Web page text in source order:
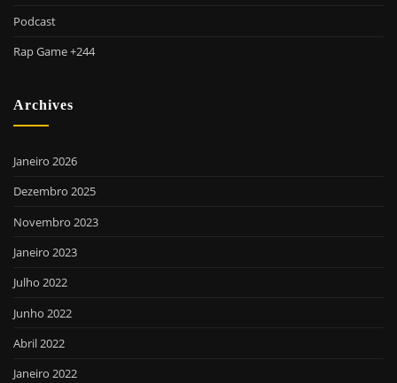
Podcast
Rap Game +244
Archives
Janeiro 2026
Dezembro 2025
Novembro 2023
Janeiro 2023
Julho 2022
Junho 2022
Abril 2022
Janeiro 2022